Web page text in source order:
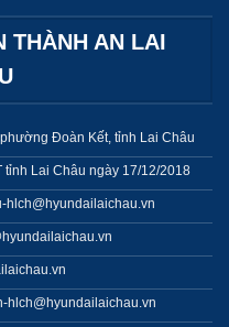
THÀNH AN LAI
Đoàn Kết, tỉnh Lai Châu
Lai Châu ngày 17/12/2018
hlch@hyundailaichau.vn
hlch@hyundailaichau.vn